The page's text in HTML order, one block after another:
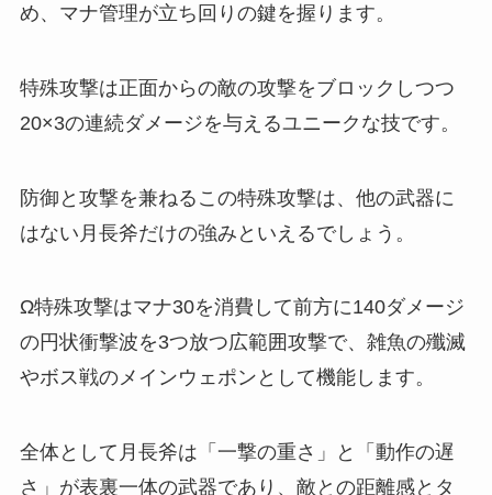
め、マナ管理が立ち回りの鍵を握ります。
特殊攻撃は正面からの敵の攻撃をブロックしつつ
20×3の連続ダメージを与えるユニークな技です。
防御と攻撃を兼ねるこの特殊攻撃は、他の武器に
はない月長斧だけの強みといえるでしょう。
Ω特殊攻撃はマナ30を消費して前方に140ダメージ
の円状衝撃波を3つ放つ広範囲攻撃で、雑魚の殲滅
やボス戦のメインウェポンとして機能します。
全体として月長斧は「一撃の重さ」と「動作の遅
さ」が表裏一体の武器であり、敵との距離感とタ